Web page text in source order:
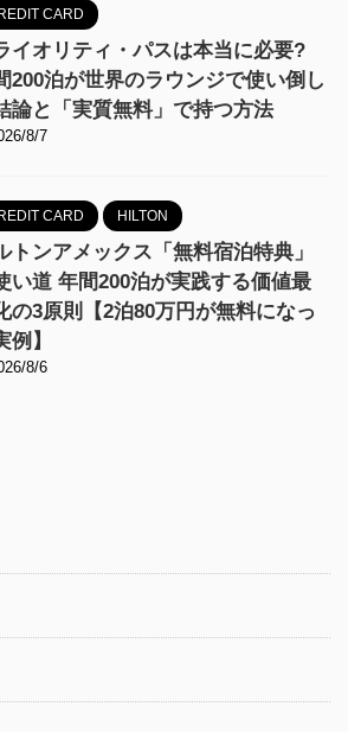
CARD
イオリティ・パスは本当に必要?
200泊が世界のラウンジで使い倒し
論と「実質無料」で持つ方法
8/7
CARD HILTON
トンアメックス「無料宿泊特典」
い道 年間200泊が実践する価値最
の3原則【2泊80万円が無料になっ
例】
8/6